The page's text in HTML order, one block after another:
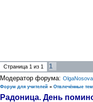
Страница 1 из 1
1
Модератор форума: OlgaNosova
Форум для учителей » Отвлечённые
Радоница. День